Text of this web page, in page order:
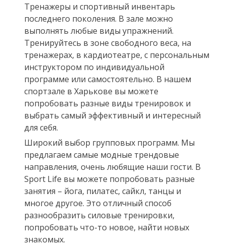
Тренажеры и спортивный инвентарь
последнего поколения. В зале можно
выполнять любые виды упражнений.
Тренируйтесь в зоне свободного веса, на
тренажерах, в кардиотеатре, с персональным
инструктором по индивидуальной
программе или самостоятельно. В нашем
спортзале в Харькове вы можете
попробовать разные виды тренировок и
выбрать самый эффективный и интересный
для себя.
Широкий выбор групповых программ. Мы
предлагаем самые модные трендовые
направления, очень любящие наши гости. В
Sport Life вы можете попробовать разные
занятия – йога, пилатес, сайкл, танцы и
многое другое. Это отличный способ
разнообразить силовые тренировки,
попробовать что-то новое, найти новых
знакомых.